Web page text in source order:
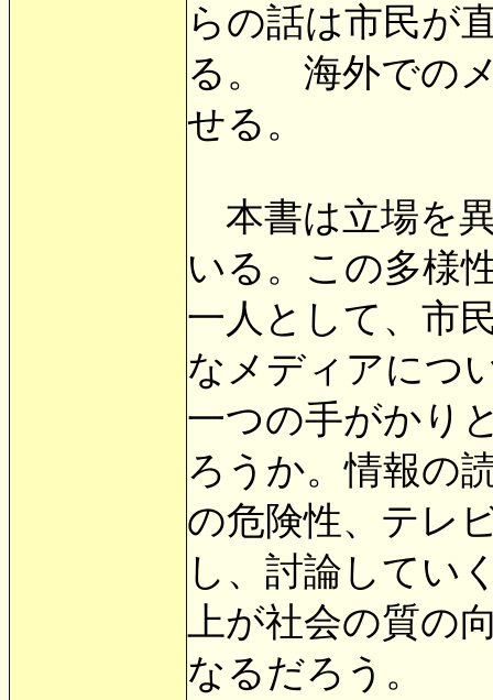
らの話は市民が
る。 海外での
せる。
本書は立場を
いる。この多様
一人として、市
なメディアにつ
一つの手がかり
ろうか。情報の
の危険性、テレ
し、討論してい
上が社会の質の
なるだろう。